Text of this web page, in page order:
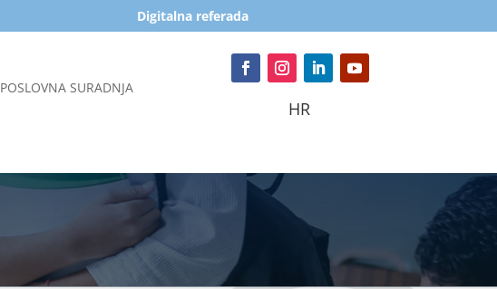
Digitalna referada
POSLOVNA SURADNJA
HR